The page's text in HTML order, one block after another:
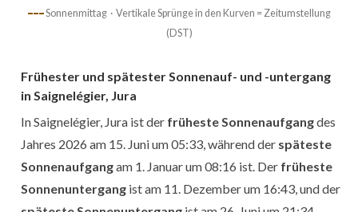
Sonnenmittag · Vertikale Sprünge in den Kurven = Zeitumstellung
(DST)
Frühester und spätester Sonnenauf- und -untergang
in Saignelégier, Jura
In Saignelégier, Jura ist der früheste Sonnenaufgangdes
Jahres 2026 am 15. Juni um 05:33, während der späteste
Sonnenaufgangam 1. Januar um 08:16 ist. Der früheste
Sonnenuntergang ist am 11. Dezember um 16:43, und der